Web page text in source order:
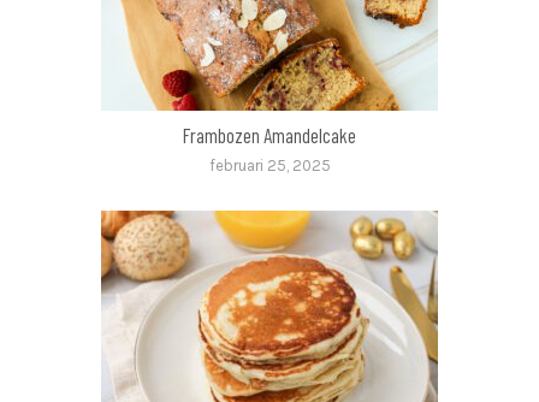
Frambozen Amandelcake
februari 25, 2025